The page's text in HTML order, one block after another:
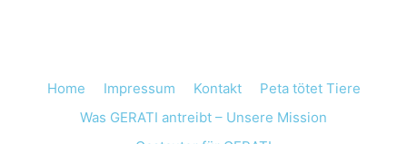
Home Impressum Kontakt
Peta tötet Tiere
Was GERATI antreibt – Unsere Mission